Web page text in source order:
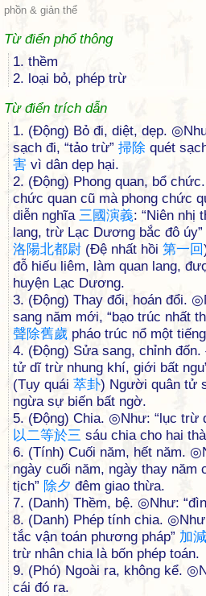
phồn & giản thể
Từ điển phổ thông
1. thềm
2. loại bỏ, phép trừ
Từ điển trích dẫn
1. (Động) Bỏ đi, diệt, dẹp.
sạch đi, “tảo trừ” 掃除 quét
害 vì dân dẹp hại.
2. (Động) Phong quan, bổ
chức quan cũ mà phong chức
diễn nghĩa 三國演義: “Niên nhị
lang, trừ Lạc Dương bắc đô úy”
洛陽北都尉 (Đệ nhất hồi 第一回
đỗ hiếu liêm, làm quan lang,
huyện Lạc Dương.
3. (Động) Thay đổi, hoán đổi.
sang năm mới, “bạo trúc nhất
聲除舊歲 pháo trúc nổ một
4. (Động) Sửa sang, chỉnh
tử dĩ trừ nhung khí, giới bất
(Tụy quái 萃卦) Người quân tử
ngừa sự biến bất ngờ.
5. (Động) Chia. ◎Như: “lục trừ
以二等於三 sáu chia cho hai
6. (Tính) Cuối năm, hết năm.
ngày cuối năm, ngày thay năm
tịch” 除夕 đêm giao thừa.
7. (Danh) Thềm, bệ. ◎Như:
8. (Danh) Phép tính chia.
tắc vận toán phương pháp” 加減
trừ nhân chia là bốn phép toán.
9. (Phó) Ngoài ra, không kể.
cái đó ra.